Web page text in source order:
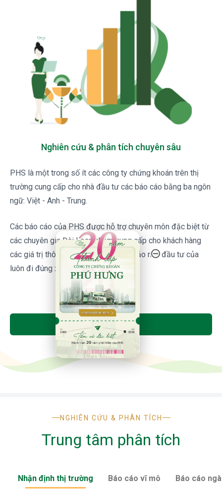
Nghiên cứu & phân tích chuyên sâu
PHS là một trong số ít các công ty chứng khoán trên thị
trường cung cấp cho nhà đầu tư các báo cáo bằng ba ngôn
ngữ: Việt - Anh - Trung.
Các báo cáo của PHS được hỗ trợ chuyên môn đặc biệt từ
các chuyên gia Đài Loan nhằm cung cấp cho khách hàng
các giá trị thông tin hữu ích để đảm bảo nhà đầu tư của
luôn đi đúng xu hướng với thị trường.
Tìm Hiểu Thêm
NGHIÊN CỨU & PHÂN TÍCH
Trung tâm phân tích
Nhận định thị trường Báo cáo vĩ mô Báo cáo
20 Năm Thành Lập - Công Ty Chứng Khoán Phú